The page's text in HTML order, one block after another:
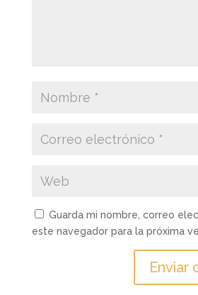
Guarda mi nombre, correo
este navegador para la próxima